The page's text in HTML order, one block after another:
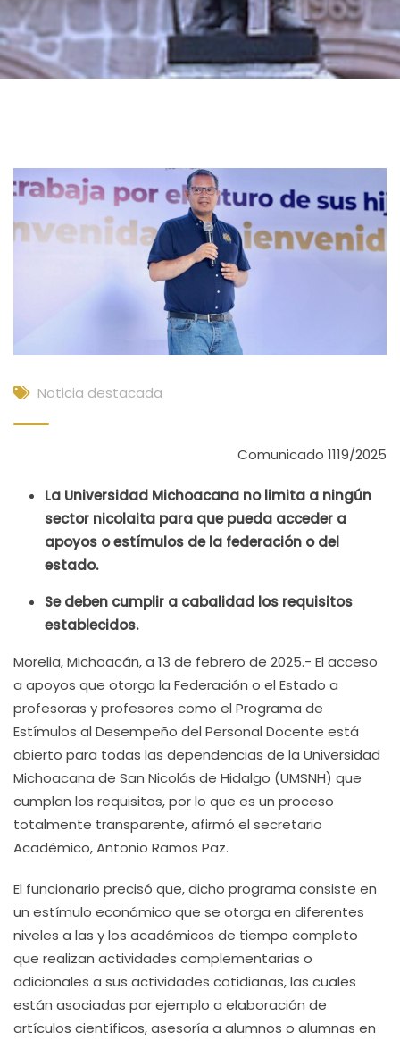
Noticia destacada
Comunicado 1119/2025
La Universidad Michoacana no limita a ningún
sector nicolaita para que pueda acceder a
apoyos o estímulos de la federación o del
estado.
Se deben cumplir a cabalidad los requisitos
establecidos.
Morelia, Michoacán, a 13 de febrero de 2025.- El acceso
a apoyos que otorga la Federación o el Estado a
profesoras y profesores como el Programa de
Estímulos al Desempeño del Personal Docente está
abierto para todas las dependencias de la Universidad
Michoacana de San Nicolás de Hidalgo (UMSNH) que
cumplan los requisitos, por lo que es un proceso
totalmente transparente, afirmó el secretario
Académico, Antonio Ramos Paz.
El funcionario precisó que, dicho programa consiste en
un estímulo económico que se otorga en diferentes
niveles a las y los académicos de tiempo completo
que realizan actividades complementarias o
adicionales a sus actividades cotidianas, las cuales
están asociadas por ejemplo a elaboración de
artículos científicos, asesoría a alumnos o alumnas en